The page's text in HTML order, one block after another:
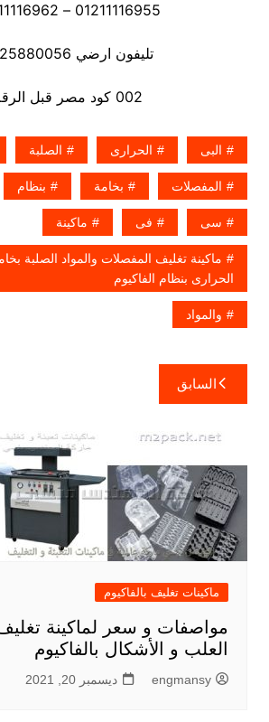
01211116955 – 01211116962
تليفون ارضي 0225880056
002 كود مصر قبل الرقم
البى الحرارى الصلبة
المفصلات بخامة بنظام
سى فى ماكينة
ماكينة تغليف المفصلات والمواد الصلبة
الحرارى بنظام الفاكيوم
والمواد
تصفّح
المقالات
السابق
ماكينات تغليف بالفاكيوم
مواصفات و سعر لماكينة
العلب و الأشكال بالفاكيوم
engmansy ديسمبر 20, 2021